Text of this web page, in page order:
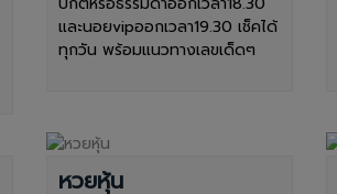
และนอยvipออกเวลา19.30 เช็คได้
ทุกวัน พร้อมแนวทางเลขเด็ดๆ
หวยหุ้น